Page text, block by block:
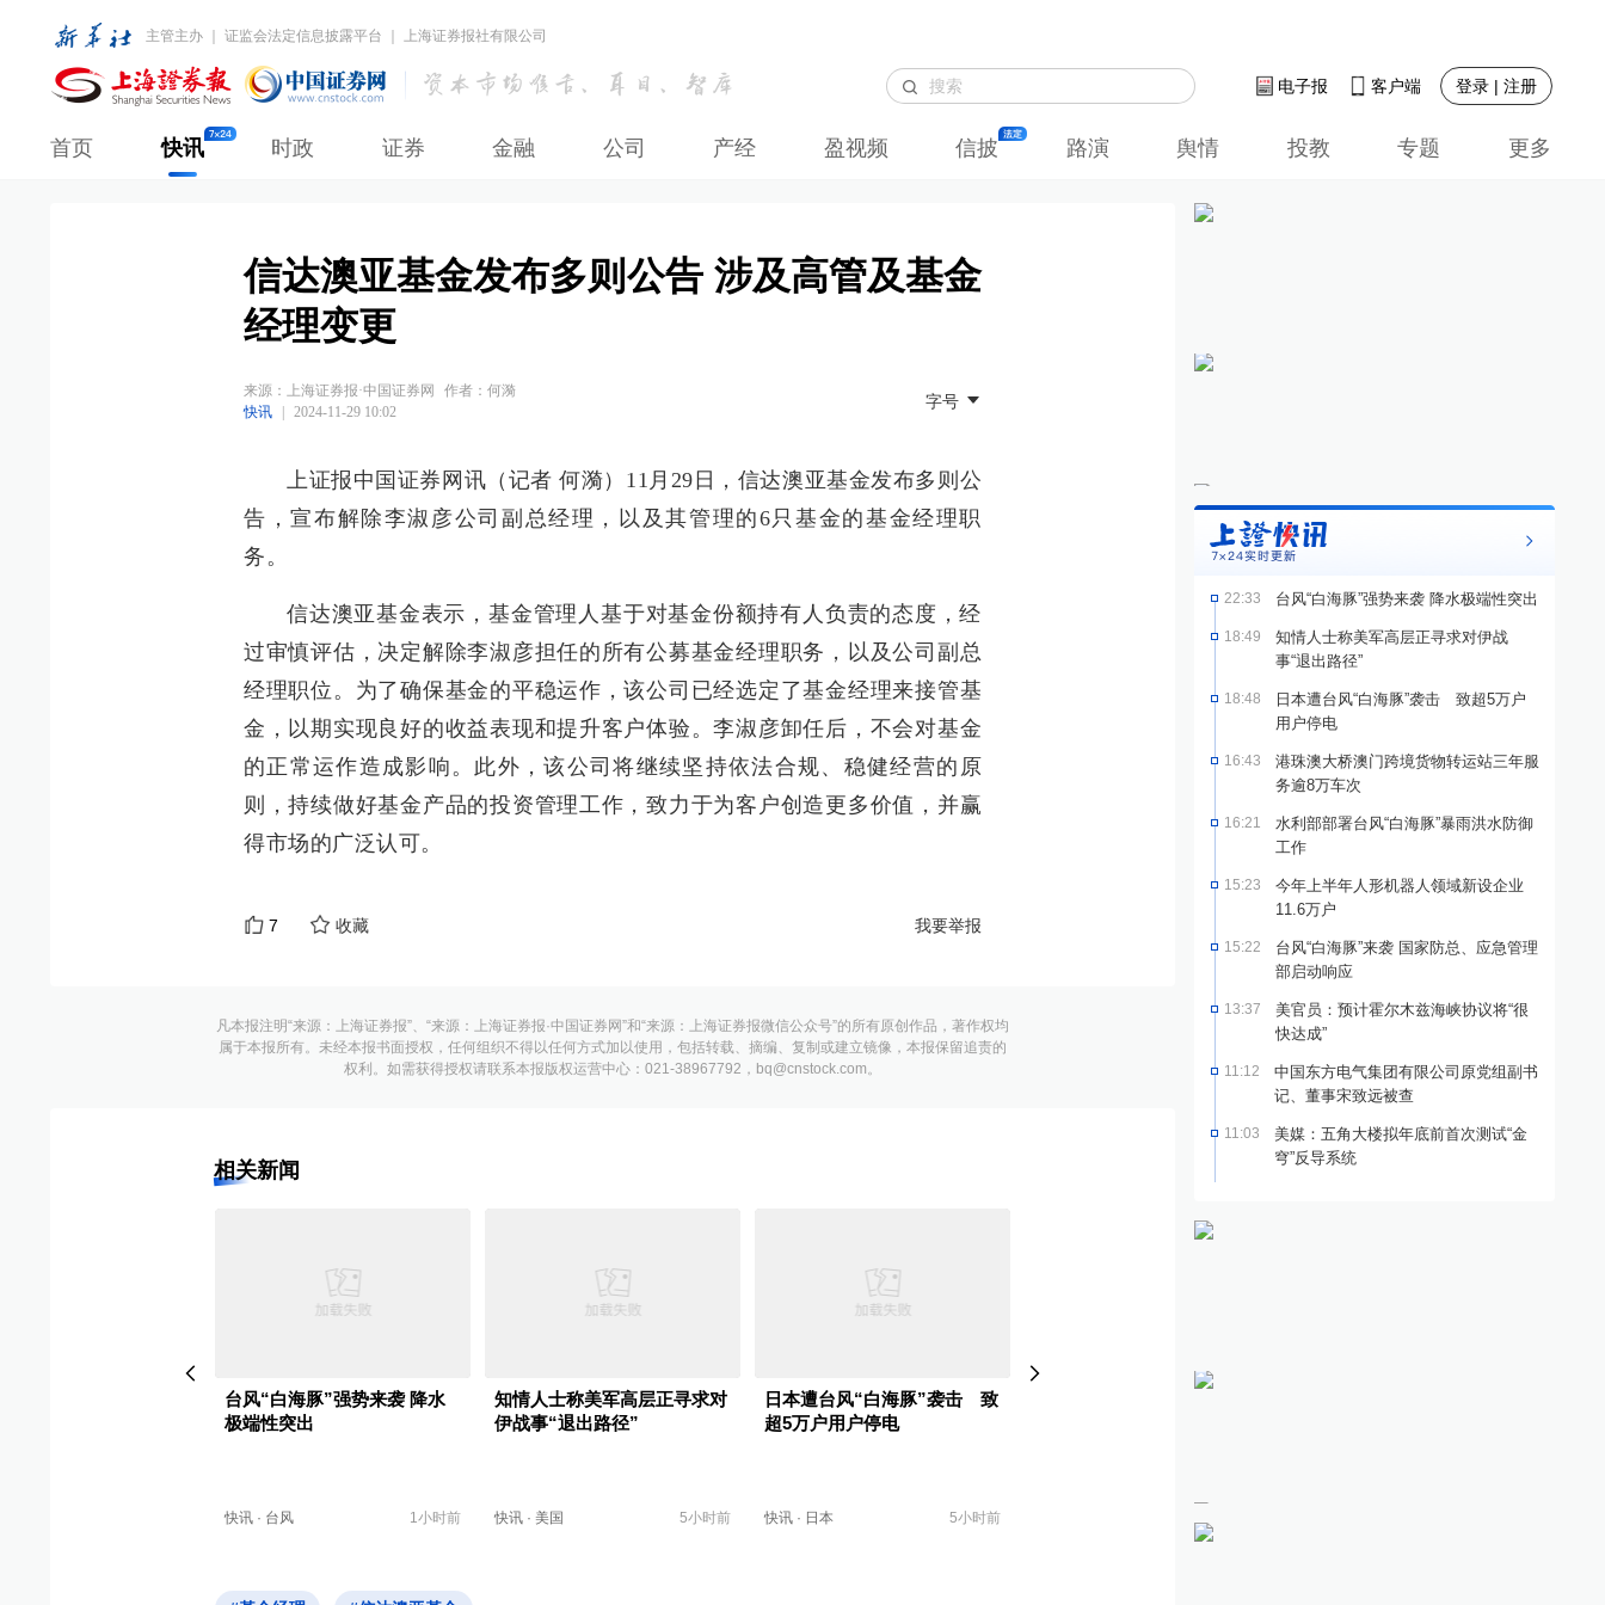
主管主办 ｜ 证监会法定信息披露平台 ｜ 上海证券报社有限公司
电子报 客户端 登录 | 注册
首页 快讯 时政 证券 金融 公司 产经 盈视频 信披 路演 舆情 投教 专题 更多
信达澳亚基金发布多则公告 涉及高管及基金
经理变更
来源： 上海证券报·中国证券网
作者：何漪
快讯
2024-11-29 10:02
字号
上证报中国证券网讯（记者 何漪）11月29日，信达澳亚基金发布多则公
告，宣布解除李淑彦公司副总经理，以及其管理的6只基金的基金经理职
务。
信达澳亚基金表示，基金管理人基于对基金份额持有人负责的态度，经
过审慎评估，决定解除李淑彦担任的所有公募基金经理职务，以及公司副总
经理职位。为了确保基金的平稳运作，该公司已经选定了基金经理来接管基
金，以期实现良好的收益表现和提升客户体验。李淑彦卸任后，不会对基金
的正常运作造成影响。此外，该公司将继续坚持依法合规、稳健经营的原
则，持续做好基金产品的投资管理工作，致力于为客户创造更多价值，并赢
得市场的广泛认可。
7 收藏 我要举报
凡本报注明“来源：上海证券报”、“来源：上海证券报·中国证券网”和“来源：上海证券报微信公众号”的所有原创作品，著作权均
属于本报所有。未经本报书面授权，任何组织不得以任何方式加以使用，包括转载、摘编、复制或建立镜像，本报保留追责的
权利。如需获得授权请联系本报版权运营中心：021-38967792，bq@cnstock.com。
相关新闻
台风“白海豚”强势来袭 降水
极端性突出
快讯 · 台风 1小时前
知情人士称美军高层正寻求对
伊战事“退出路径”
快讯 · 美国 5小时前
日本遭台风“白海豚”袭击 致
超5万户用户停电
快讯 · 日本 5小时前
22:33 台风“白海豚”强势来袭 降水极端性突出
18:49
知情人士称美军高层正寻求对伊战
事“退出路径”
18:48
日本遭台风“白海豚”袭击 致超5万户
用户停电
16:43
港珠澳大桥澳门跨境货物转运站三年服
务逾8万车次
16:21
水利部部署台风“白海豚”暴雨洪水防御
工作
15:23
今年上半年人形机器人领域新设企业
11.6万户
15:22
台风“白海豚”来袭 国家防总、应急管理
部启动响应
13:37
美官员：预计霍尔木兹海峡协议将“很
快达成”
11:12
中国东方电气集团有限公司原党组副书
记、董事宋致远被查
11:03
美媒：五角大楼拟年底前首次测试“金
穹”反导系统